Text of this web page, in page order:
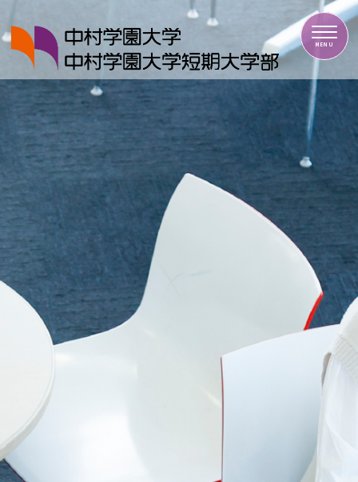
中村学園大学・中村学園大学短期大学部
MENU